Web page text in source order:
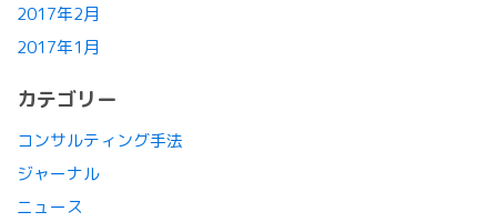
2017年2月
2017年1月
カテゴリー
コンサルティング手法
ジャーナル
ニュース